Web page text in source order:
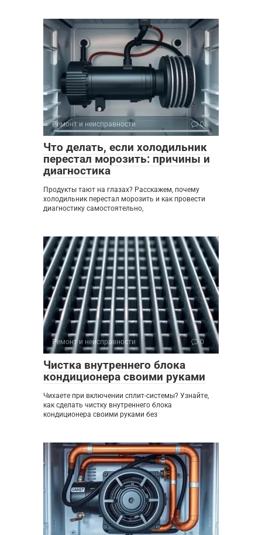
Ремонт и неисправности 0
Что делать, если холодильник
перестал морозить: причины и
диагностика
Продукты тают на глазах? Расскажем, почему
холодильник перестал морозить и как провести
диагностику самостоятельно,
Ремонт и неисправности 0
Чистка внутреннего блока
кондиционера своими руками
Чихаете при включении сплит-системы? Узнайте,
как сделать чистку внутреннего блока
кондиционера своими руками без